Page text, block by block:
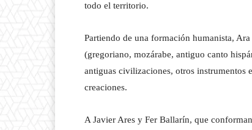
todo el territorio.
Partiendo de una formación humanista,
(gregoriano, mozárabe, antiguo canto
antiguas civilizaciones, otros instrumentos
creaciones.
A Javier Ares y Fer Ballarín, que